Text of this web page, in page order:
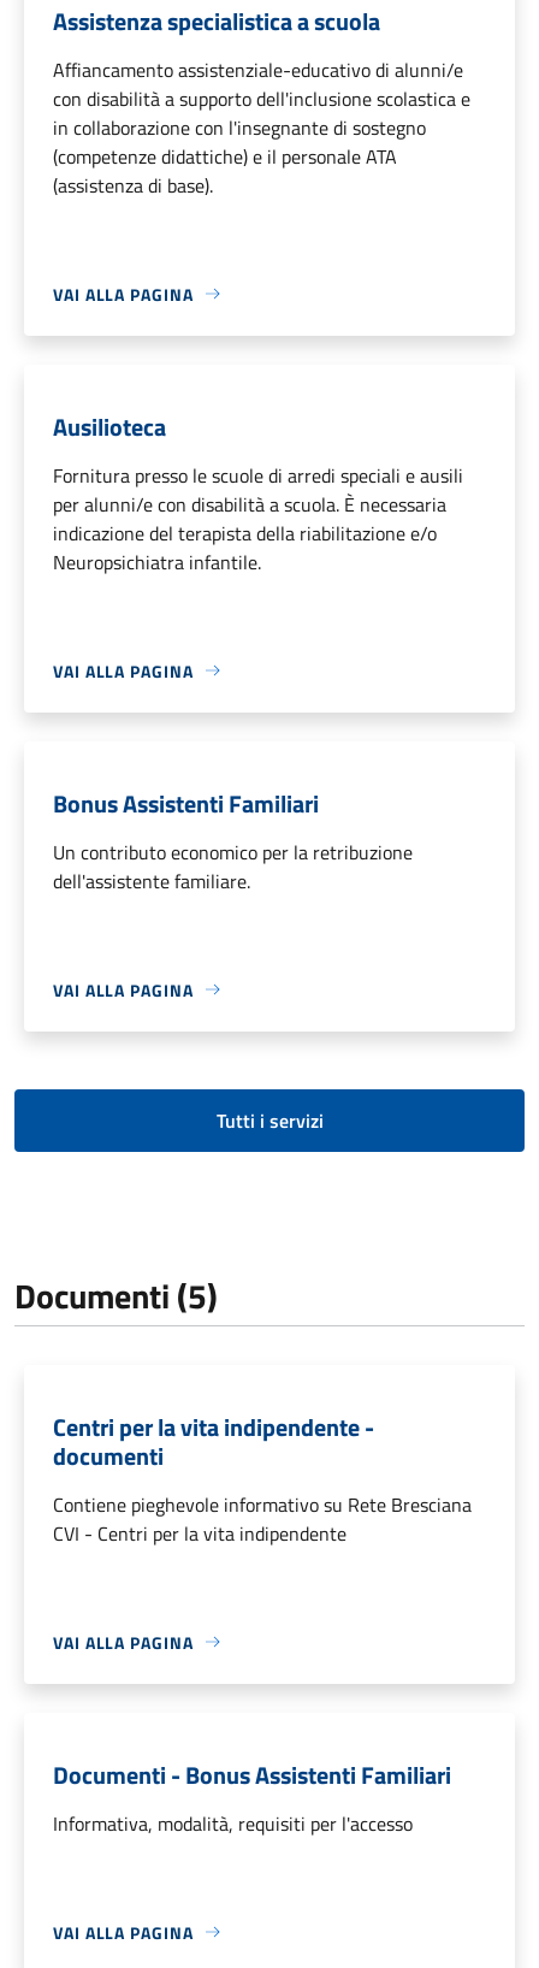
Assistenza specialistica a scuola
Affiancamento assistenziale-educativo di alunni/e
con disabilità a supporto dell'inclusione scolastica e
in collaborazione con l'insegnante di sostegno
(competenze didattiche) e il personale ATA
(assistenza di base).
VAI ALLA PAGINA
Ausilioteca
Fornitura presso le scuole di arredi speciali e ausili
per alunni/e con disabilità a scuola. È necessaria
indicazione del terapista della riabilitazione e/o
Neuropsichiatra infantile.
VAI ALLA PAGINA
Bonus Assistenti Familiari
Un contributo economico per la retribuzione
dell'assistente familiare.
VAI ALLA PAGINA
Tutti i servizi
Documenti (5)
Centri per la vita indipendente -
documenti
Contiene pieghevole informativo su Rete Bresciana
CVI - Centri per la vita indipendente
VAI ALLA PAGINA
Documenti - Bonus Assistenti Familiari
Informativa, modalità, requisiti per l'accesso
VAI ALLA PAGINA